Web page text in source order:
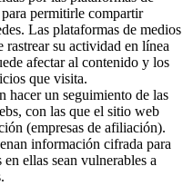
permitirle compartir
Las plataformas de medios
rastrear su actividad en línea
afectar al contenido y los
que visita.
hacer un seguimiento de las
con las que el sitio web
(empresas de afiliación).
información cifrada para
ellas sean vulnerables a